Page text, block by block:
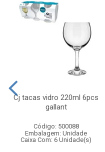
Cj tacas vidro 220ml 6pcs
gallant
Código: 500088
Embalagem: Unidade
Caixa Com: 6 Unidade(s)